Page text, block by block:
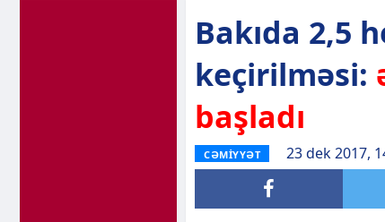
Bakıda 2,5
keçirilməsi:
başladı
CƏMİYYƏT 23 dek 2017,